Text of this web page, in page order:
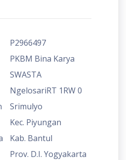
P2966497
PKBM Bina Karya
SWASTA
NgelosariRT 1RW 0
Srimulyo
Kec. Piyungan
Kab. Bantul
Prov. D.I. Yogyakarta